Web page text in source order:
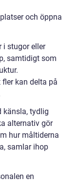
och öppna
i stugor eller
samtidigt som
kan delta på
känsla, tydlig
alternativ gör
hur måltiderna
samlar ihop
en